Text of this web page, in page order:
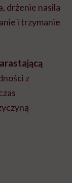
drżenie nasila
i trzymanie
z